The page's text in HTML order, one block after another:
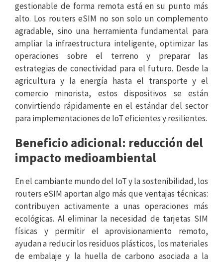
gestionable de forma remota está en su punto más
alto. Los routers eSIM no son solo un complemento
agradable, sino una herramienta fundamental para
ampliar la infraestructura inteligente, optimizar las
operaciones sobre el terreno y preparar las
estrategias de conectividad para el futuro. Desde la
agricultura y la energía hasta el transporte y el
comercio minorista, estos dispositivos se están
convirtiendo rápidamente en el estándar del sector
para implementaciones de IoT eficientes y resilientes.
Beneficio adicional: reducción del
impacto medioambiental
En el cambiante mundo del IoT y la sostenibilidad, los
routers eSIM aportan algo más que ventajas técnicas:
contribuyen activamente a unas operaciones más
ecológicas. Al eliminar la necesidad de tarjetas SIM
físicas y permitir el aprovisionamiento remoto,
ayudan a reducir los residuos plásticos, los materiales
de embalaje y la huella de carbono asociada a la